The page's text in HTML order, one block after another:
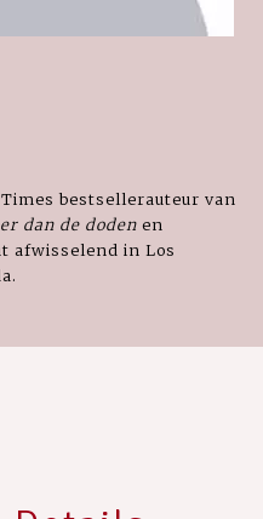
bestsellerauteur van
dan de doden en
afwisselend in Los